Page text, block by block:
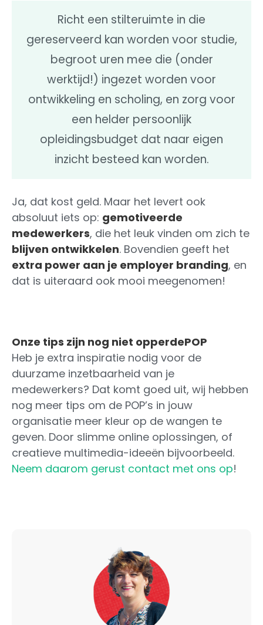
Richt een stilteruimte in die
gereserveerd kan worden voor studie,
begroot uren mee die (onder
werktijd!) ingezet worden voor
ontwikkeling en scholing, en zorg voor
een helder persoonlijk
opleidingsbudget dat naar eigen
inzicht besteed kan worden.
Ja, dat kost geld. Maar het levert ook
absoluut iets op: gemotiveerde
medewerkers, die het leuk vinden om zich te
blijven ontwikkelen. Bovendien geeft het
extra power aan je employer branding, en
dat is uiteraard ook mooi meegenomen!
Onze tips zijn nog niet opperdePOP
Heb je extra inspiratie nodig voor de
duurzame inzetbaarheid van je
medewerkers? Dat komt goed uit, wij hebben
nog meer tips om de POP’s in jouw
organisatie meer kleur op de wangen te
geven. Door slimme online oplossingen, of
creatieve multimedia-ideeën bijvoorbeeld.
Neem daarom gerust contact met ons op!